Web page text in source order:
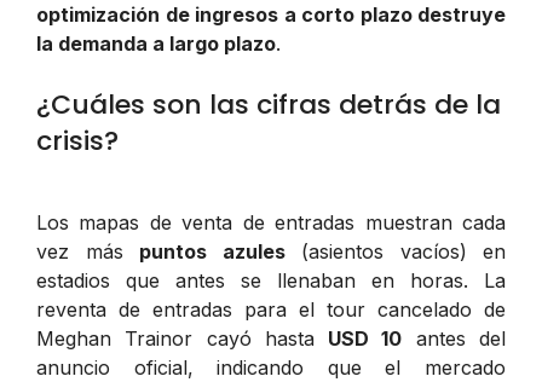
optimización de ingresos a corto plazo destruye
la demanda a largo plazo.
¿Cuáles son las cifras detrás de la
crisis?
Los mapas de venta de entradas muestran cada
vez más puntos azules(asientos vacíos) en
estadios que antes se llenaban en horas. La
reventa de entradas para el tour cancelado de
Meghan Trainor cayó hasta USD 10 antes del
anuncio oficial, indicando que el mercado